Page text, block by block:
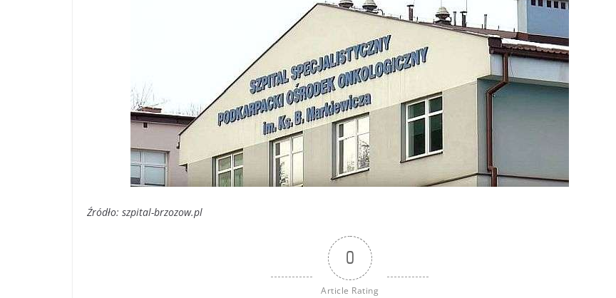
Źródło: szpital-brzozow.pl
0
Article Rating